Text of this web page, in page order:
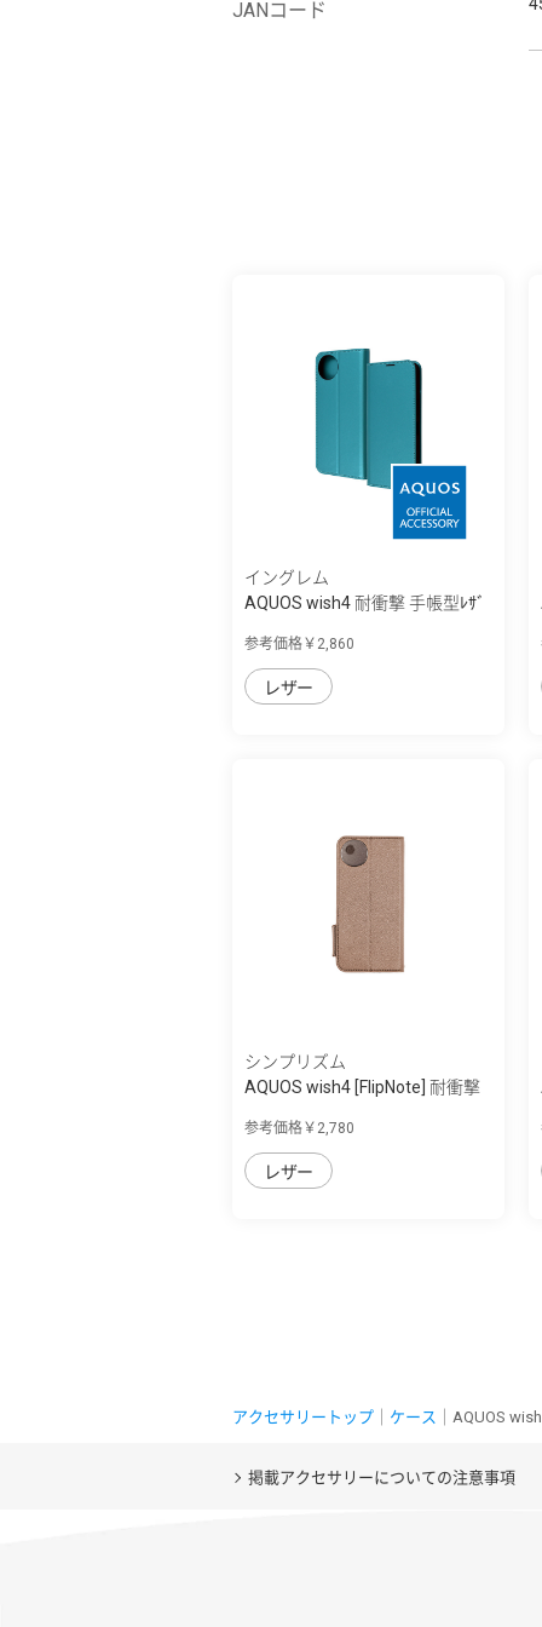
JANコード
イングレム
AQUOS wish4 耐衝撃 手帳型ﾚｻﾞ
参考価格￥2,860
レザー
シンプリズム
AQUOS wish4 [FlipNote] 耐衝撃
参考価格￥2,780
レザー
アクセサリートップ ケース ｜AQUOS
掲載アクセサリーについての注意事項